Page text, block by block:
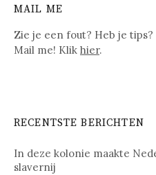
MAIL ME
Zie je een fout? Heb je
Mail me! Klik hier.
RECENTSTE BERICHTEN
In deze kolonie maakte
slavernij